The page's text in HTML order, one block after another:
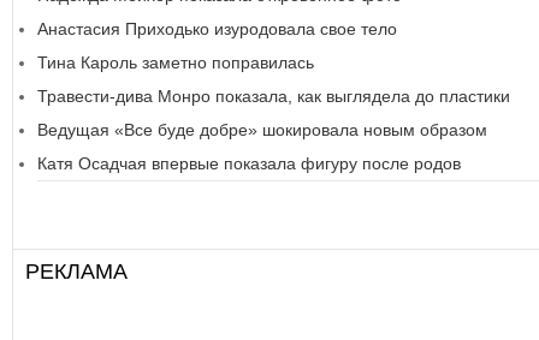
Анастасия Приходько изуродовала свое тело
Тина Кароль заметно поправилась
Травести-дива Монро показала, как выглядела до пластики
Ведущая «Все буде добре» шокировала новым образом
Катя Осадчая впервые показала фигуру после родов
РЕКЛАМА